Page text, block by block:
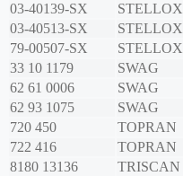
03-40139-SX
STELLOX
03-40513-SX
STELLOX
79-00507-SX
STELLOX
33 10 1179
SWAG
62 61 0006
SWAG
62 93 1075
SWAG
720 450
TOPRAN
722 416
TOPRAN
8180 13136
TRISCAN